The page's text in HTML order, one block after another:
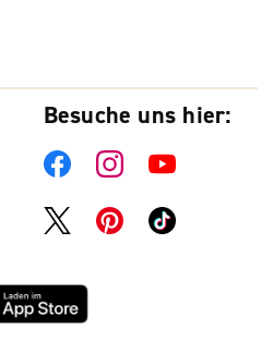
Besuche uns hier: